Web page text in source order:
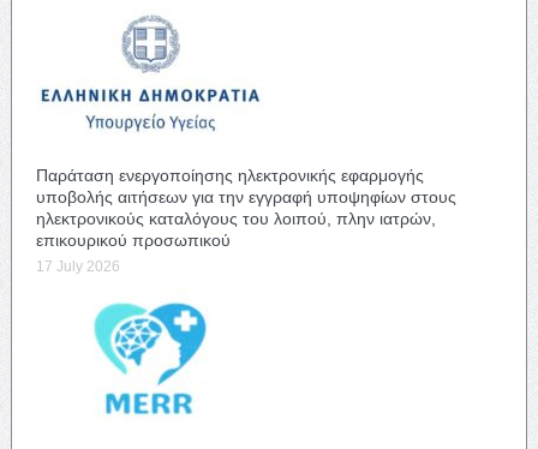
Παράταση ενεργοποίησης ηλεκτρονικής εφαρμογής
υποβολής αιτήσεων για την εγγραφή υποψηφίων στους
ηλεκτρονικούς καταλόγους του λοιπού, πλην ιατρών,
επικουρικού προσωπικού
17 July 2026